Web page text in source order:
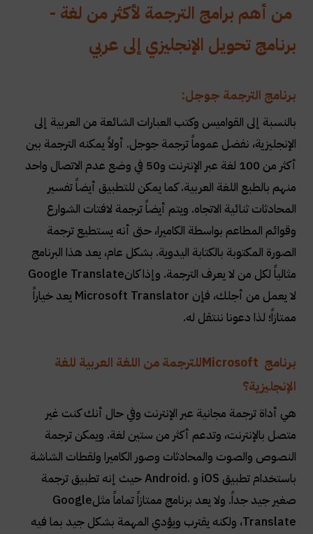
من أهم برامج الترجمة لأكثر من لغة -
برنامج تحويل الإنجليزي إلى عربي
برنامج الترجمة جوجل:
بالنسبة إلى القواميس وكتب العبارات الشائعة من العربية إلى
الإنجليزية، نفضل عموماً ترجمة جوجل. أولاً يمكنه الترجمة بين
أكثر من 100 لغة عبر الإنترنت و50 في وضع عدم الاتصال واحد
منهم بالطبع اللغة العربية. كما يمكن للتطبيق أيضاً تفسير
المحادثات ثنائية الاتجاه. ويتم أيضاً ترجمة لافتات الشوارع
وقوائم المطاعم بواسطة الكاميرا، حتى أنه يستطيع ترجمة
الصورة المكتوبة بالكتابة اليدوية. بشكل عام، يعد هذا البرنامج
مثالياً لكل من لا يعرف الترجمة. وإذا كانGoogle Translate
لا يعمل من أجلك، فإن Microsoft Translator يعد خياراً
ممتازاً؛ لذا دعونا ننتقل له.
برنامج Microsoftللترجمة من اللغة العربية للغة
الإنجليزية؟
هي أداة ترجمة مجانية عبر الإنترنت وفي حال أنك كنت غير
متصل بالإنترنت، وتدعم أكثر من ستين لغة. ويمكن ترجمة
النصوص والصوت والمحادثات وصور الكاميرا ولقطات الشاشة
باستخدام تطبيق iOS و Android.حيث إنه تطبيق ترجمة
صغير جيد جداً. ولا يعد برنامج ممتازاً تماماً مثلGoogle
Translate، ولكنه يقترب ويؤدي المهمة بشكل جيد بما فيه